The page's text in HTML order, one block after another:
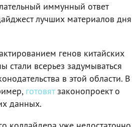
иммунный ответ
лучших материалов дня
генов китайских
стали всерьез задумываться
в этой области. В
готовятзаконопроект о
данных.